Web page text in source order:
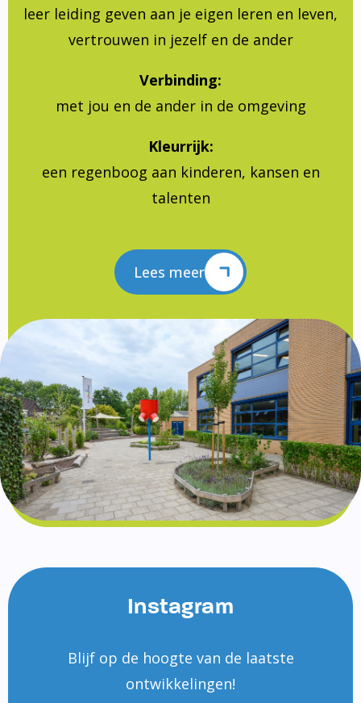
leer leiding geven aan je eigen leren en leven,
vertrouwen in jezelf en de ander
Verbinding:
met jou en de ander in de omgeving
Kleurrijk:
een regenboog aan kinderen, kansen en
talenten
Lees meer
Instagram
Blijf op de hoogte van de laatste
ontwikkelingen!